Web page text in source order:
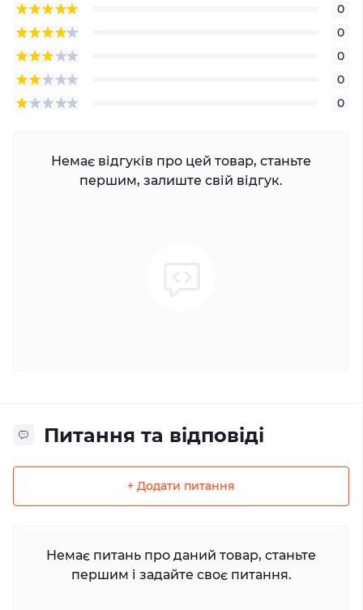
0
0
0
0
0
Немає відгуків про цей товар, станьте
першим, залиште свій відгук.
Питання та відповіді
+ Додати питання
Немає питань про даний товар, станьте
першим і задайте своє питання.